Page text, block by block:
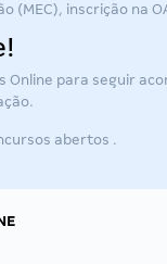
(MEC), inscrição na
Online para seguir
abertos .